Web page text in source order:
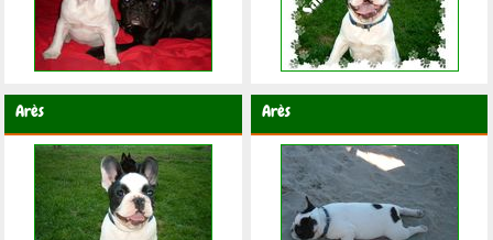
Arès Arès